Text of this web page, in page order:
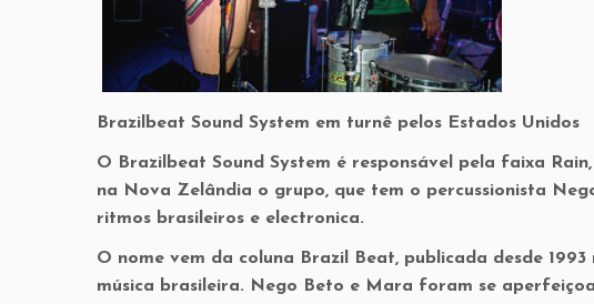
Brazilbeat Sound System em turnê pelos Estados Unidos
O Brazilbeat Sound System é responsável pela faixa
na Nova Zelândia o grupo, que tem o percussionista
ritmos brasileiros e electronica.
O nome vem da coluna Brazil Beat, publicada desde
música brasileira. Nego Beto e Mara foram se